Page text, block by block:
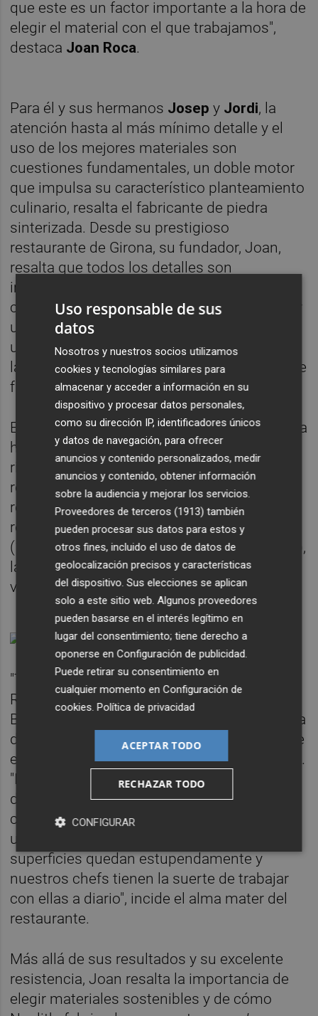
que este es un factor importante a la hora de
elegir el material con el que trabajamos",
destaca Joan Roca.
Para él y sus hermanos Josepy Jordi, la
atención hasta al más mínimo detalle y el
uso de los mejores materiales son
cuestiones fundamentales, un doble motor
que impulsa su característico planteamiento
culinario, resalta el fabricante de piedra
sinterizada. Desde su prestigioso
restaurante de Girona, su fundador, Joan,
resalta que todos los detalles son
importantes para crear una experiencia
culinaria de prestigio mundial, desde ofrecer
un ambiente relajante y acogedor, hasta
utilizar materiales de calidad. Esta es una de
las claves de su éxito desde 1986, cuando se
fundó.
En los últimos 25 años, El Celler de Can Roca
ha adoptado diversos aspectos, siempre al
ritmo de las tendencias del momento, pero
respetando la tradición. Con cada nueva
renovación del espacio, inspiradas por la
recepción de la primera estrella Michelin
(1995), la segunda (2002) y la tercera (2009),
las instalaciones han ido mejorando y
variando su distribución.
"Tras recibir el galardón The World’s Best
Restaurant en 2013 y 2015, y Best of the
Best en 2019, sentimos que, después de una
década, era el momento de otro cambio. Fue
entonces cuando llegó Neolith", señala Joan.
"Neolith es una empresa seria, un proveedor
de materiales de confianza, comprometido
con la excelencia en todos los detalles y con
una conciencia social sin rival. Las
superficies quedan estupendamente y
nuestros chefs tienen la suerte de trabajar
con ellas a diario", incide el alma mater del
restaurante.
Más allá de sus resultados y su excelente
resistencia, Joan resalta la importancia de
elegir materiales sostenibles y de cómo
Uso responsable de sus
datos
Nosotros y nuestros socios utilizamos
cookies y tecnologías similares para
almacenar y acceder a información en su
dispositivo y procesar datos personales,
como su dirección IP, identificadores únicos
y datos de navegación, para ofrecer
anuncios y contenido personalizados, medir
anuncios y contenido, obtener información
sobre la audiencia y mejorar los servicios.
Proveedores de terceros (1913) también
pueden procesar sus datos para estos y
otros fines, incluido el uso de datos de
geolocalización precisos y características
del dispositivo. Sus elecciones se aplican
solo a este sitio web. Algunos proveedores
pueden basarse en el interés legítimo en
lugar del consentimiento; tiene derecho a
oponerse enConfiguración de publicidad
Puede retirar su consentimiento en
cualquier momento enConfiguración de
cookies .Política de privacidad
ACEPTAR TODO
RECHAZAR TODO
CONFIGURAR